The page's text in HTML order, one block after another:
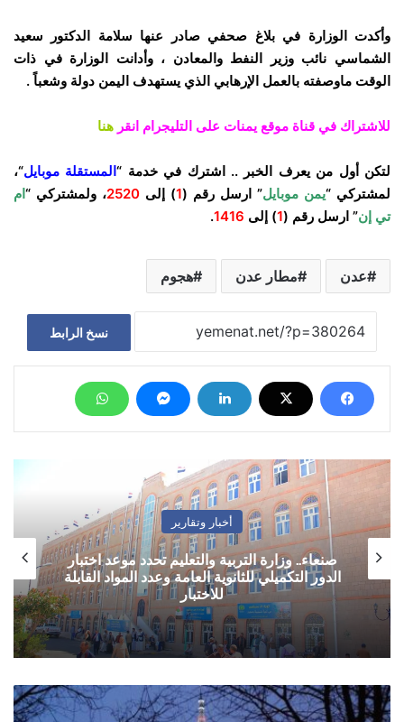
وأكدت الوزارة في بلاغ صحفي صادر عنها سلامة الدكتور سعيد
الشماسي نائب وزير النفط والمعادن ، وأدانت الوزارة في ذات
الوقت ماوصفته بالعمل الإرهابي الذي يستهدف اليمن دولة وشعباً .
للاشتراك في قناة موقع يمنات على التليجرام انقر هنا
لتكن أول من يعرف الخبر .. اشترك في خدمة “المستقلة موبايل“،
لمشتركي “يمن موبايل” ارسل رقم (1) إلى 2520، ولمشتركي “ام
تي إن” ارسل رقم (1) إلى 1416
.
عدن مطار عدن هجوم
نسخ الرابط
أخبار وتقارير
صنعاء.. وزارة التربية والتعليم تحدد موعد اختبار
الدور التكميلي للثانوية العامة وعدد المواد القابلة
للاختبار
الخارجية
الروسية